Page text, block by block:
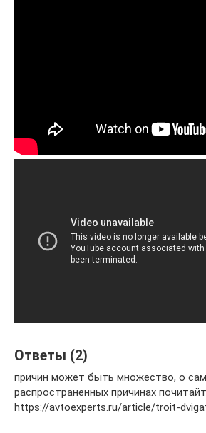
Ответы (2)
причин может быть множество, о
распространенных причинах
https://avtoexperts.ru/article/troit-